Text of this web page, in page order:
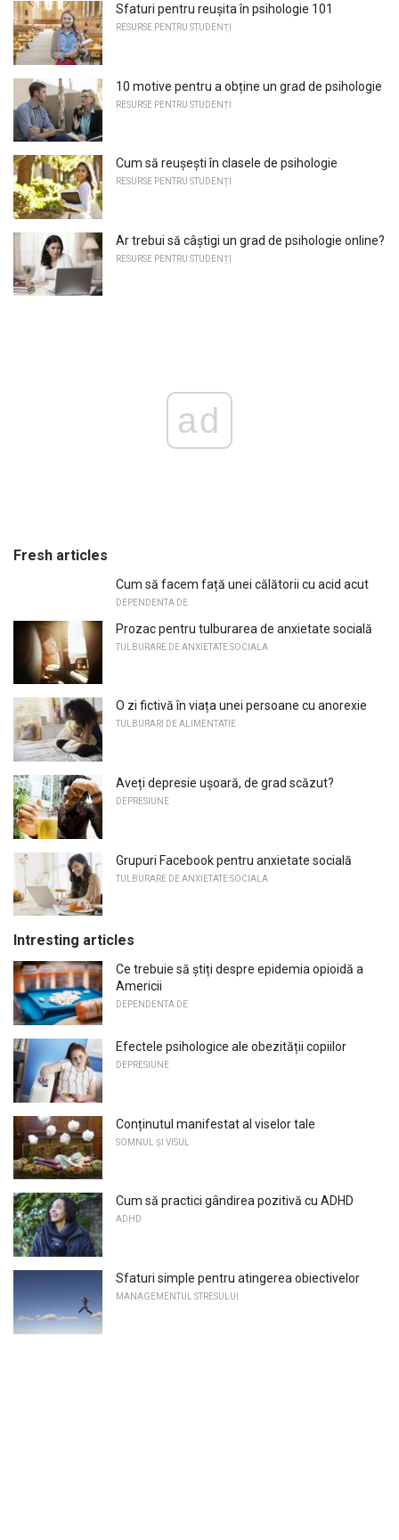
Sfaturi pentru reușita în psihologie 101
RESURSE PENTRU STUDENȚI
10 motive pentru a obține un grad de psihologie
RESURSE PENTRU STUDENȚI
Cum să reușești în clasele de psihologie
RESURSE PENTRU STUDENȚI
Ar trebui să câștigi un grad de psihologie online?
RESURSE PENTRU STUDENȚI
ad
Fresh articles
Cum să facem față unei călătorii cu acid acut
DEPENDENTA DE
Prozac pentru tulburarea de anxietate socială
TULBURARE DE ANXIETATE SOCIALA
O zi fictivă în viața unei persoane cu anorexie
TULBURARI DE ALIMENTATIE
Aveți depresie ușoară, de grad scăzut?
DEPRESIUNE
Grupuri Facebook pentru anxietate socială
TULBURARE DE ANXIETATE SOCIALA
Intresting articles
Ce trebuie să știți despre epidemia opioidă a
Americii
DEPENDENTA DE
Efectele psihologice ale obezității copiilor
DEPRESIUNE
Conținutul manifestat al viselor tale
SOMNUL ȘI VISUL
Cum să practici gândirea pozitivă cu ADHD
ADHD
Sfaturi simple pentru atingerea obiectivelor
MANAGEMENTUL STRESULUI